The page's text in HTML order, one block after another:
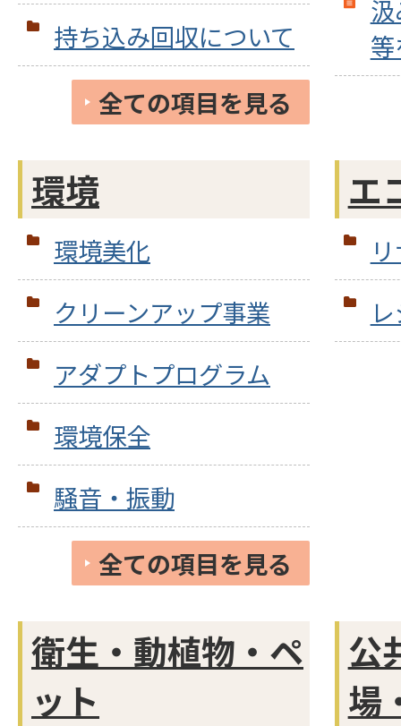
持ち込み回収について
全ての項目を見る
環境
環境美化
クリーンアップ事業
アダプトプログラム
環境保全
騒音・振動
全ての項目を見る
エ
衛生・動植物・ペ
ット
公
場